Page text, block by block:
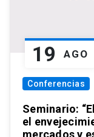
19 AGO
Conferencias
Seminario:
el
mercados y